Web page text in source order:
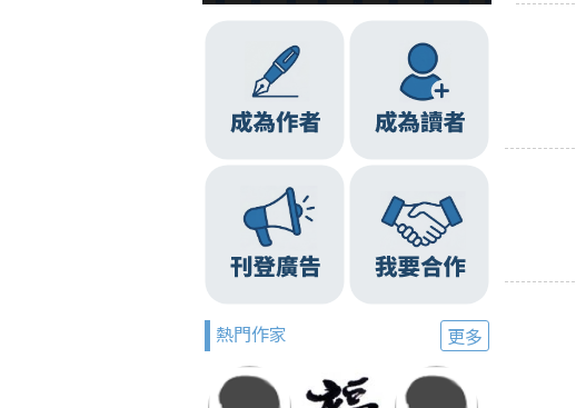
熱門作家 更多